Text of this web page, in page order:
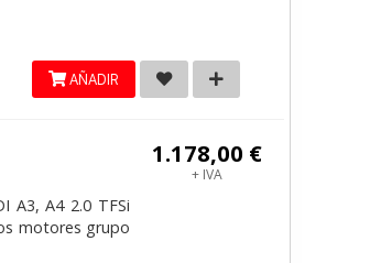
AÑADIR
1.178,00 €
+ IVA
A3, A4 2.0 TFSi
motores grupo